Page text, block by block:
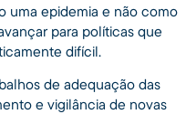
uma epidemia e não como
para políticas que
difícil.
de adequação das
e vigilância de novas